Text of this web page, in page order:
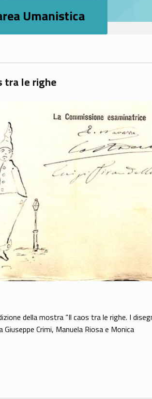
Umanistica
tra le righe
della mostra “Il caos tra le righe. I
Crimi, Manuela Riosa e Monica